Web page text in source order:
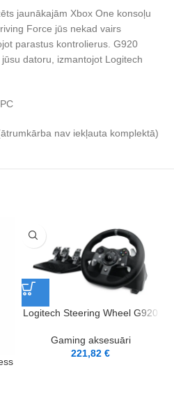
jaunākajām Xbox One konsoļu
Force jūs nekad vairs
parastus kontrolierus. G920
datoru, izmantojot Logitech
nav iekļauta komplektā)
Logitech Steering Wheel G920
Gaming aksesuāri
221,82€